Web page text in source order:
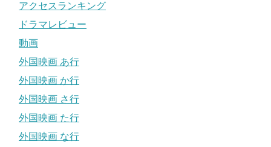
アクセスランキング
ドラマレビュー
動画
外国映画 あ行
外国映画 か行
外国映画 さ行
外国映画 た行
外国映画 な行